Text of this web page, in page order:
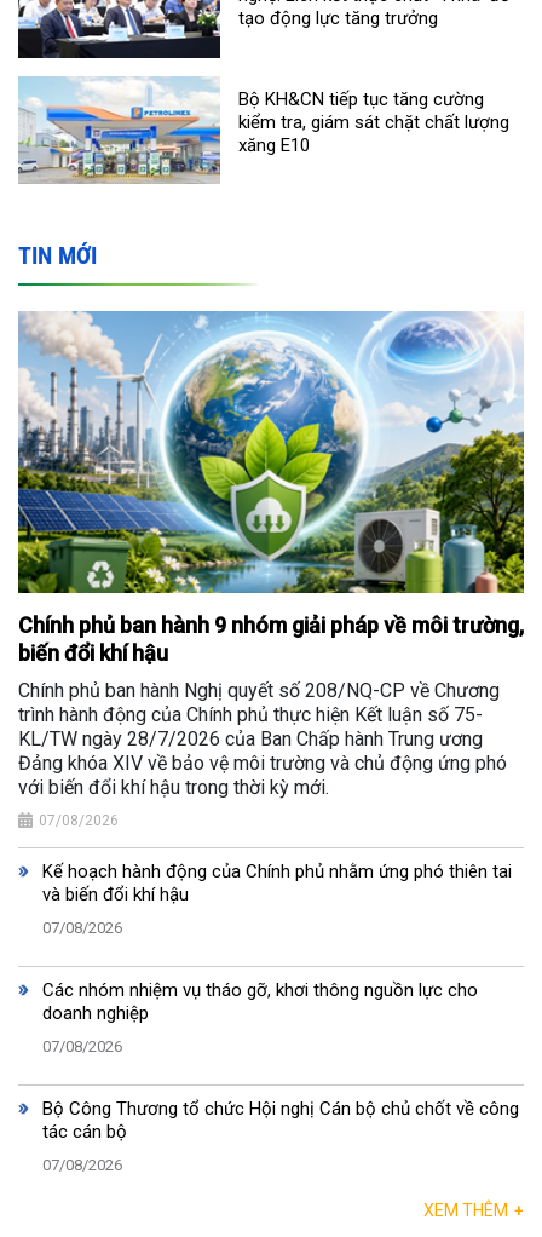
tạo động lực tăng trưởng
Bộ KH&CN tiếp tục tăng cường
kiểm tra, giám sát chặt chất lượng
xăng E10
TIN MỚI
Chính phủ ban hành 9 nhóm giải pháp về môi trường,
biến đổi khí hậu
Chính phủ ban hành Nghị quyết số 208/NQ-CP về Chương
trình hành động của Chính phủ thực hiện Kết luận số 75-
KL/TW ngày 28/7/2026 của Ban Chấp hành Trung ương
Đảng khóa XIV về bảo vệ môi trường và chủ động ứng phó
với biến đổi khí hậu trong thời kỳ mới.
07/08/2026
Kế hoạch hành động của Chính phủ nhằm ứng phó thiên tai
và biến đổi khí hậu
07/08/2026
Các nhóm nhiệm vụ tháo gỡ, khơi thông nguồn lực cho
doanh nghiệp
07/08/2026
Bộ Công Thương tổ chức Hội nghị Cán bộ chủ chốt về công
tác cán bộ
07/08/2026
XEM THÊM +